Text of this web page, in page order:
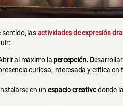
sentido, lasactividades de expresión
al máximo la percepción. D
curiosa, interesada y crítica en
en unespacio creativodonde